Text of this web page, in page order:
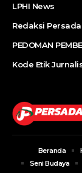
LPHI News
Redaksi
PEDOMAN
Kode Etik
Beranda
Seni Budaya